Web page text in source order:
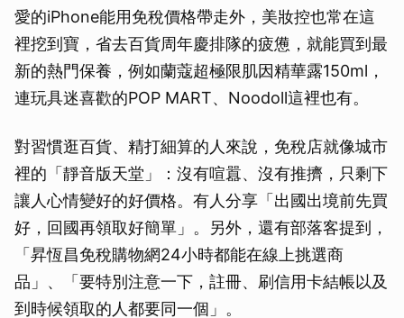
愛的iPhone能用免稅價格帶走外，美妝控也常在這
裡挖到寶，省去百貨周年慶排隊的疲憊，就能買到最
新的熱門保養，例如蘭蔻超極限肌因精華露150ml，
連玩具迷喜歡的POP MART、Noodoll這裡也有。
對習慣逛百貨、精打細算的人來說，免稅店就像城市
裡的「靜音版天堂」：沒有喧囂、沒有推擠，只剩下
讓人心情變好的好價格。有人分享「出國出境前先買
好，回國再領取好簡單」。另外，還有部落客提到，
「昇恆昌免稅購物網24小時都能在線上挑選商
品」、「要特別注意一下，註冊、刷信用卡結帳以及
到時候領取的人都要同一個」。